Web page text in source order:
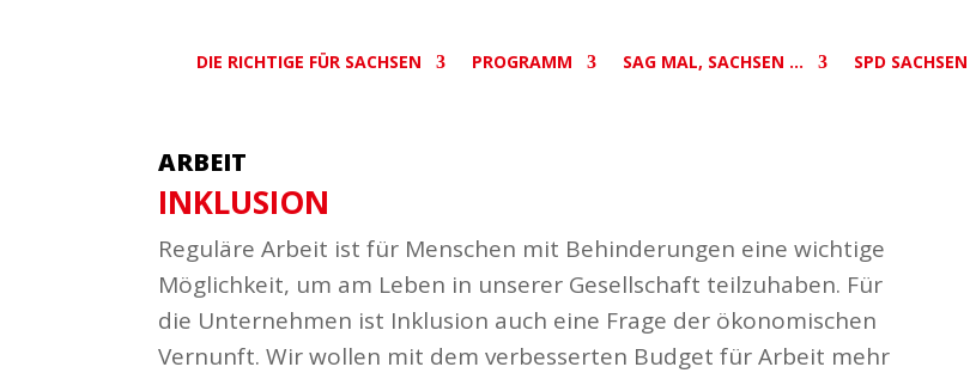
DIE RICHTIGE FÜR SACHSEN PROGRAMM SAG MAL, SACHSEN … SPD SACHSEN
ARBEIT
INKLUSION
Reguläre Arbeit ist für Menschen mit Behin­de­rungen eine wichtige
Möglichkeit, um am Leben in unserer Gesell­schaft teil­zu­haben. Für
die Unter­nehmen ist Inklusion auch eine Frage der ökono­mi­schen
Vernunft. Wir wollen mit dem verbes­serten Budget für Arbeit mehr